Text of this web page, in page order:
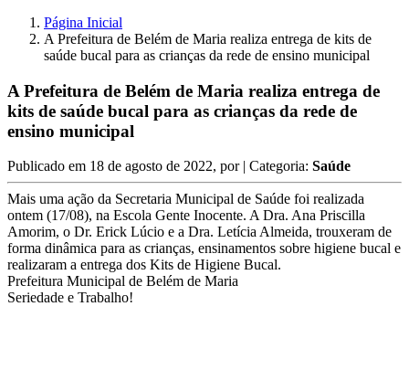
Página Inicial
A Prefeitura de Belém de Maria realiza entrega de kits de
saúde bucal para as crianças da rede de ensino municipal
A Prefeitura de Belém de Maria realiza entrega de
kits de saúde bucal para as crianças da rede de
ensino municipal
Publicado em 18 de agosto de 2022, por | Categoria: Saúde
Mais uma ação da Secretaria Municipal de Saúde foi realizada
ontem (17/08), na Escola Gente Inocente. A Dra. Ana Priscilla
Amorim, o Dr. Erick Lúcio e a Dra. Letícia Almeida, trouxeram de
forma dinâmica para as crianças, ensinamentos sobre higiene bucal e
realizaram a entrega dos Kits de Higiene Bucal.
Prefeitura Municipal de Belém de Maria
Seriedade e Trabalho!